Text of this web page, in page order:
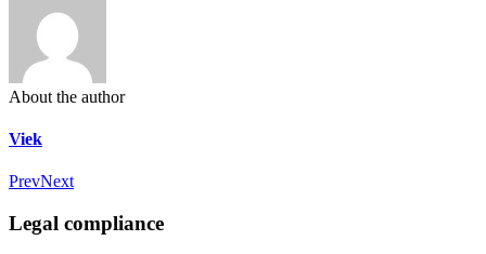
About the author
Viek
PrevNext
Legal compliance